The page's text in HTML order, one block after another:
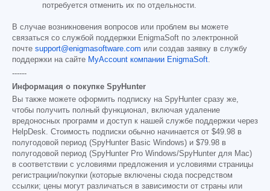
потребуется отменить их по отдельности.
В случае возникновения вопросов или проблем вы можете
связаться со службой поддержки EnigmaSoft по электронной
почте support@enigmasoftware.com или создав заявку в службу
поддержки на сайте MyAccount компании EnigmaSoft.
------
Информация о покупке SpyHunter
Вы также можете оформить подписку на SpyHunter сразу же,
чтобы получить полный функционал, включая удаление
вредоносных программ и доступ к нашей службе поддержки через
HelpDesk. Стоимость подписки обычно начинается от $49.98 в
полугодовой период (SpyHunter Basic Windows) и $79.98 в
полугодовой период (SpyHunter Pro Windows/SpyHunter для Mac)
в соответствии с условиями предложения и условиями страницы
регистрации/покупки (которые включены сюда посредством
ссылки; цены могут различаться в зависимости от страны или